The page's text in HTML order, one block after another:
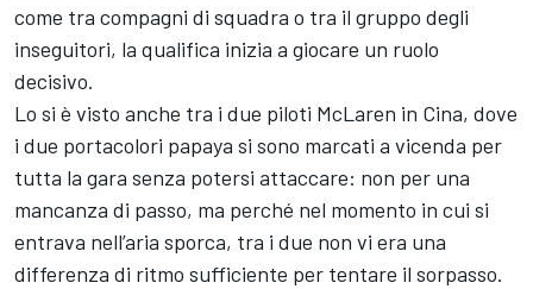
come tra compagni di squadra o tra il gruppo degli
inseguitori, la qualifica inizia a giocare un ruolo
decisivo.
Lo si è visto anche tra i due piloti McLaren in Cina, dove
i due portacolori papaya si sono marcati a vicenda per
tutta la gara senza potersi attaccare: non per una
mancanza di passo, ma perché nel momento in cui si
entrava nell’aria sporca, tra i due non vi era una
differenza di ritmo sufficiente per tentare il sorpasso.